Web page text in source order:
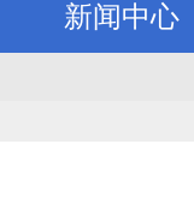
新闻中心